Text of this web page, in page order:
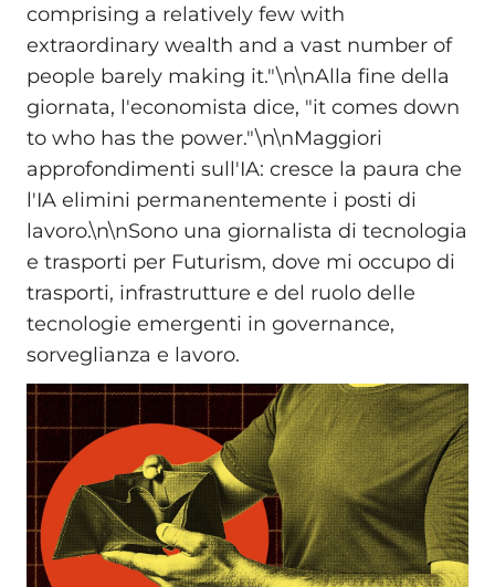
comprising a relatively few with
extraordinary wealth and a vast number of
people barely making it."\n\nAlla fine della
giornata, l'economista dice, "it comes down
to who has the power."\n\nMaggiori
approfondimenti sull'IA: cresce la paura che
l'IA elimini permanentemente i posti di
lavoro.\n\nSono una giornalista di tecnologia
e trasporti per Futurism, dove mi occupo di
trasporti, infrastrutture e del ruolo delle
tecnologie emergenti in governance,
sorveglianza e lavoro.